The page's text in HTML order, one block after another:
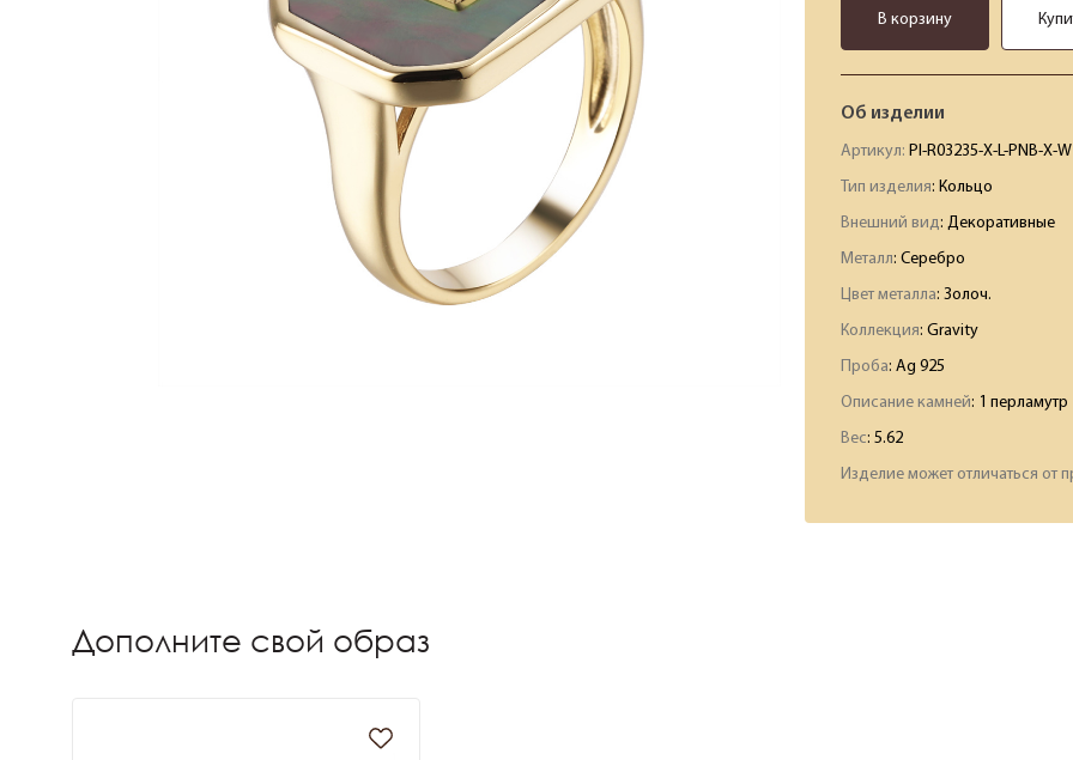
В корзину
Об изделии
Артикул: PI-R03235-X-L-PNB-X-W
Тип изделия: Кольцо
Внешний вид: Декоративные
Металл: Серебро
Цвет металла: Золоч.
Коллекция: Gravity
Проба: Ag 925
Описание камней: 1
Вес: 5.62
Изделие может отличаться от
Дополните свой образ